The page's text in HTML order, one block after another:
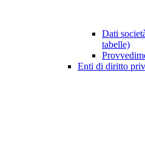
Dati
tabelle)
Enti di diritto